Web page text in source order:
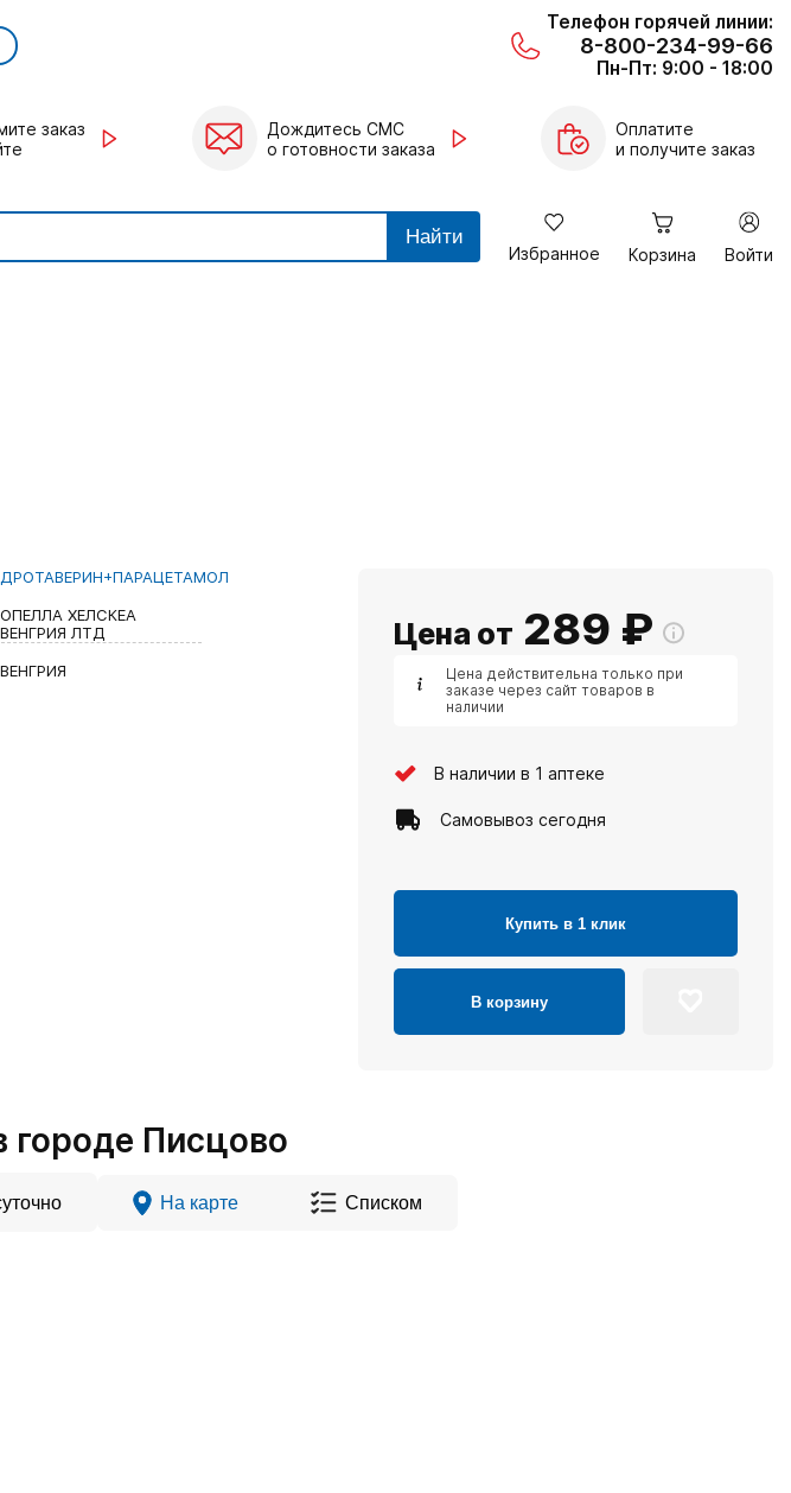
Телефон горячей линии:
8-800-234-99-66
Пн-Пт: 9:00 - 18:00
заказ
Дождитесь СМС
о готовности заказа
Оплатите
и получите заказ
Найти
Избранное Корзина Войти
ДРОТАВЕРИН+ПАРАЦЕТАМОЛ
ОПЕЛЛА ХЕЛСКЕА
ВЕНГРИЯ ЛТД
ВЕНГРИЯ
Цена от 289 ₽
Цена действительна только при
заказе через сайт товаров в
наличии
В наличии в 1 аптеке
Самовывоз сегодня
Купить в 1 клик
В корзину
Писцово
На карте Списком